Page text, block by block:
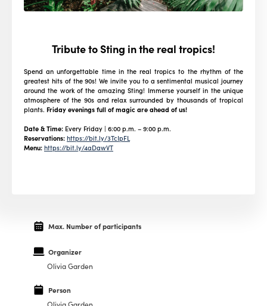
Tribute to Sting in the real tropics!
Spend an unforgettable time in the real tropics to the rhythm of the
greatest hits of the 90s! We invite you to a sentimental musical journey
around the work of the amazing Sting! Immerse yourself in the unique
atmosphere of the 90s and relax surrounded by thousands of tropical
plants. Friday evenings full of magic are ahead of us!
Date & Time: Every Friday | 6:00 p.m. – 9:00 p.m.
Reservations:https://bit.ly/3TcIpFL
Menu:https://bit.ly/4aDawVT
Max. Number of participants
Organizer
Olivia Garden
Person
Olivia Garden